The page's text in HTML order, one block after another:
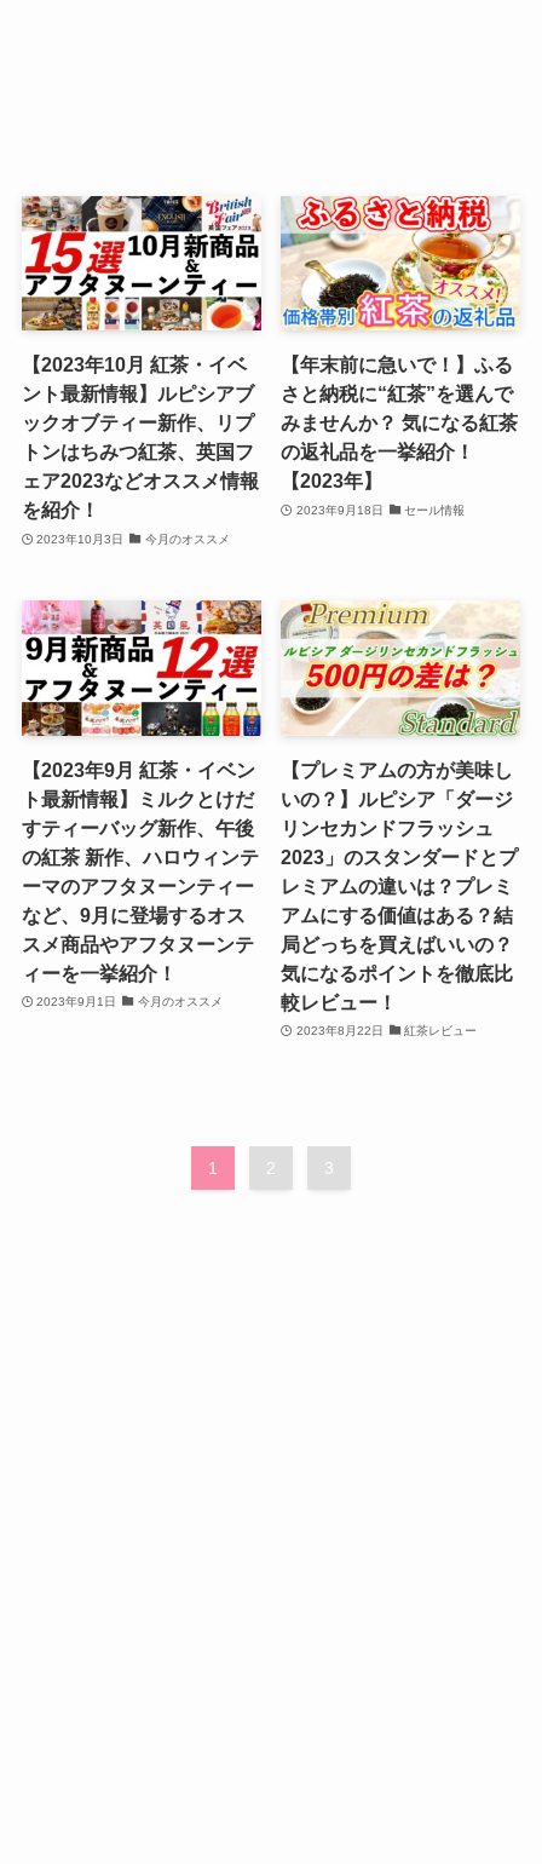
【2023年10月 紅茶・イベ
ント最新情報】ルピシアブ
ックオブティー新作、リプ
トンはちみつ紅茶、英国フ
ェア2023などオススメ情報
を紹介！
2023年10月3日 今月のオススメ
【年末前に急いで！】ふる
さと納税に“紅茶”を選んで
みませんか？ 気になる紅茶
の返礼品を一挙紹介！
【2023年】
2023年9月18日 セール情報
【2023年9月 紅茶・イベン
ト最新情報】ミルクとけだ
すティーバッグ新作、午後
の紅茶 新作、ハロウィンテ
ーマのアフタヌーンティー
など、9月に登場するオス
スメ商品やアフタヌーンテ
ィーを一挙紹介！
2023年9月1日 今月のオススメ
【プレミアムの方が美味し
いの？】ルピシア「ダージ
リンセカンドフラッシュ
2023」のスタンダードとプ
レミアムの違いは？プレミ
アムにする価値はある？結
局どっちを買えばいいの？
気になるポイントを徹底比
較レビュー！
2023年8月22日 紅茶レビュー
1 2 3